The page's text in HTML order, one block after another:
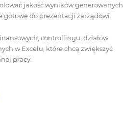
jakość wyników generowanych
do prezentacji zarządowi.
controllingu, działów
w Excelu, które chcą zwiększyć
pracy.